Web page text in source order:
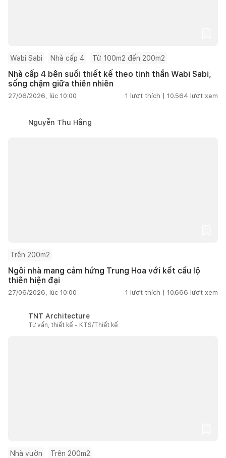
Wabi Sabi Nhà cấp 4 Từ 100m2 đến 200m2
Nhà cấp 4 bên suối thiết kế theo tinh thần Wabi Sabi,
sống chậm giữa thiên nhiên
27/06/2026, lúc 10:00 1 lượt thích | 10.564 lượt xem
Nguyễn Thu Hằng
Trên 200m2
Ngôi nhà mang cảm hứng Trung Hoa với kết cấu lộ
thiên hiện đại
27/06/2026, lúc 10:00 1 lượt thích | 10.666 lượt xem
TNT Architecture
Tư vấn, thiết kế - KTS/Thiết kế
Nhà vườn Trên 200m2